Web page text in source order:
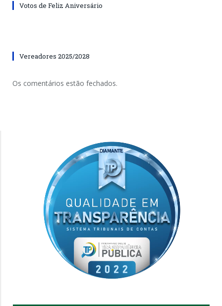
Votos de Feliz Aniversário
Vereadores 2025/2028
Os comentários estão fechados.